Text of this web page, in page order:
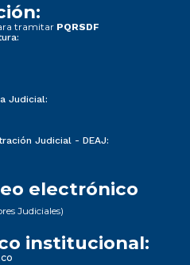
tramitar PQRSDF
Judicial:
Judicial - DEAJ:
electrónico
Judiciales)
institucional: